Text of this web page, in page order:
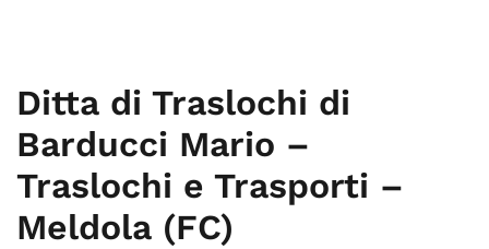
Ditta di Traslochi di
Barducci Mario –
Traslochi e Trasporti –
Meldola (FC)